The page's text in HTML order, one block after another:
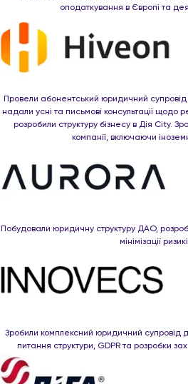
оподаткування в Європі та
Провели абонентський юридичний супровід
надали усні та письмові консультації щодо
розробили структуру бізнесу в Дія City.
компанії, включаючи
Побудовали юридичну структуру ДАО,
мінімізації
Зробили комплексний юридичний супровід
питання структури, GDPR та розробки